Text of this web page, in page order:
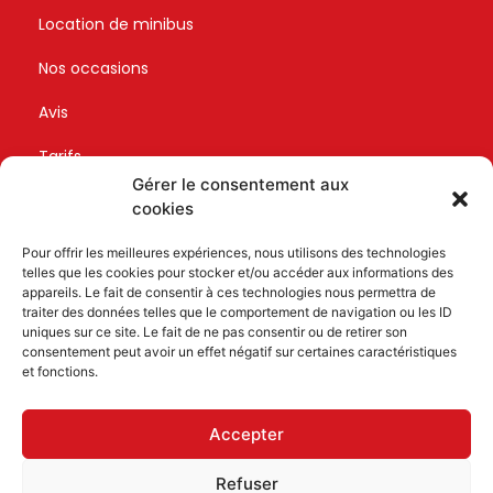
Gérer le consentement aux
cookies
Pour offrir les meilleures expériences, nous utilisons des technologies
telles que les cookies pour stocker et/ou accéder aux informations des
appareils. Le fait de consentir à ces technologies nous permettra de
traiter des données telles que le comportement de navigation ou les ID
uniques sur ce site. Le fait de ne pas consentir ou de retirer son
consentement peut avoir un effet négatif sur certaines caractéristiques
et fonctions.
Accepter
Refuser
Location mini autobus à Médoc
Location mini autobus à Sud-Ouest
Location de minibus
Nos occasions
Avis
Tarifs
Contact
Retrouvez-nous
05 56 49 63 78